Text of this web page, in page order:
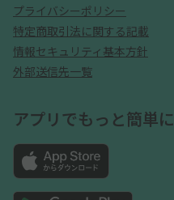
プライバシーポリシー
特定商取引法に関する記載
情報セキュリティ基本方針
外部送信先一覧
アプリでもっと簡単に